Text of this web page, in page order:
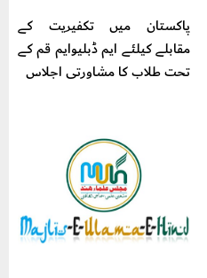
پاکستان میں تکفیریت کے
مقابلے کیلئے ایم ڈبلیوایم قم کے
تحت طلاب کا مشاورتی اجلاس